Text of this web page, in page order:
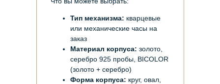
Тип механизма: кварцевые
или механические часы на
заказ
Материал корпуса: золото,
серебро 925 пробы, BICOLOR
(золото + серебро)
Форма корпуса: круг, овал,